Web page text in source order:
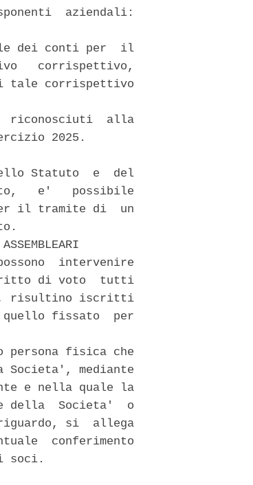
aziendali:
dei conti per  il
corrispettivo,
tale corrispettivo
riconosciuti  alla
2025.
Statuto  e  del
e'   possibile
per il tramite di  un
intervenire
di voto  tutti
risultino iscritti
quello fissato  per
persona fisica che
Societa', mediante
e nella quale la
della  Societa'  o
si  allega
conferimento
soci.